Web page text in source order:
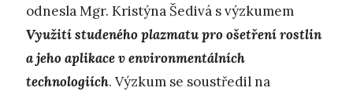
odnesla Mgr. Kristýna Šedivá s výzkumem
Využití studeného plazmatu pro ošetření rostlin
a jeho aplikace v environmentálních
technologiích. Výzkum se soustředil na